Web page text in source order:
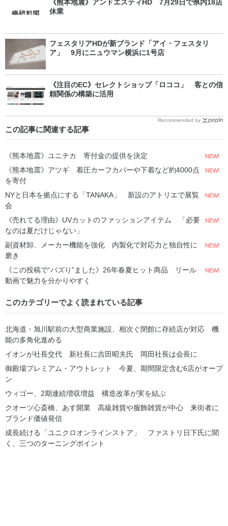
《熊本地震》アンドエスティHD 7月29日で県内18店
休業
フェスタリアHDが新ブランド「アイ・フェスタリ
ア」 9月にニュウマン横浜に1号店
《注目のEC》セレクトショップ「ロココ」 客との信
頼関係の構築に活用
Recommended by
この記事に関連する記事
《熊本地震》ユニチカ 寄付金の提供を決定 NEW!
《熊本地震》アツギ 着圧カーフカバーや下着など約4000点
を寄付
NEW!
NYと日本を拠点にする「TANAKA」 新設のアトリエで展覧
会
NEW!
《売れてる理由》UVカットのファッションアイテム 「必要
なのは夏だけじゃない」
NEW!
副資材卸、メーカー機能を強化 内製化で対応力と独自性に
磨き
NEW!
《この投稿で“バズり”ました》26年春夏ヒット商品 リール
動画で魅力を分かりやすく
NEW!
このカテゴリーでよく読まれている記事
北海道・旭川駅前の大型商業施設、相次ぐ閉館に存続店が対応 機
能の多角化進める
イオンが社長交代 新社長に吉田昭夫氏 岡田社長は会長に
御殿場プレミアム・アウトレット 今夏、期間限定含む6店がオープ
ン
ウィゴー、2期連続増収増益 構造改革が実を結ぶ
クオーツ心斎橋、あす開業 高級雑貨や服飾雑貨が中心 来街者に
ブランド価値発信
成長続ける「ユニクロオンラインストア」 ファストリ日下氏に聞
く、三つのターニングポイント